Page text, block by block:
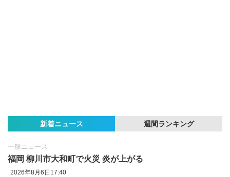
新着ニュース 週間ランキング
一般ニュース
福岡 柳川市大和町で火災 炎が上がる
2026年8月6日17:40